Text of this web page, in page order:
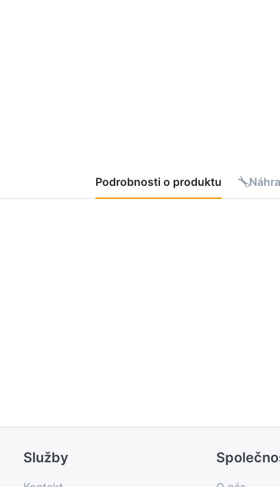
Podrobnosti o produktu
Služby